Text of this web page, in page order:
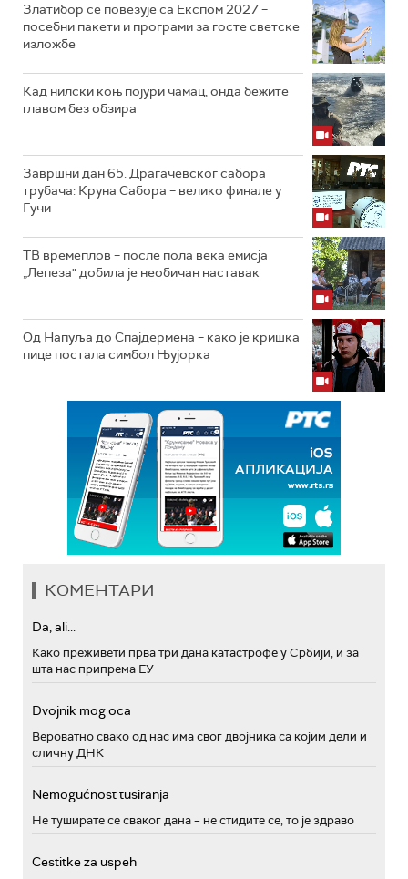
Златибор се повезује са Експом 2027 –
посебни пакети и програми за госте светске
изложбе
Кад нилски коњ појури чамац, онда бежите
главом без обзира
Завршни дан 65. Драгачевског сабора
трубача: Круна Сабора – велико финале у
Гучи
ТВ времеплов – после пола века емисја
„Лепеза" добила је необичан наставак
Од Напуља до Спајдермена – како је кришка
пице постала симбол Њујорка
КОМЕНТАРИ
Da, ali...
Како преживети прва три дана катастрофе у Србији, и за
шта нас припрема ЕУ
Dvojnik mog oca
Вероватно свако од нас има свог двојника са којим дели и
сличну ДНК
Nemogućnost tusiranja
Не туширате се сваког дана – не стидите се, то је здраво
Cestitke za uspeh